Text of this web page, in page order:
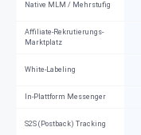
Native MLM / Mehrstufig
Affiliate-Rekrutierungs-
Marktplatz
White-Labeling
In-Plattform Messenger
S2S (Postback) Tracking